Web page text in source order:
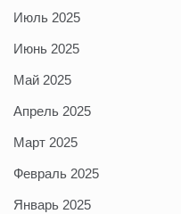
Июль 2025
Июнь 2025
Май 2025
Апрель 2025
Март 2025
Февраль 2025
Январь 2025